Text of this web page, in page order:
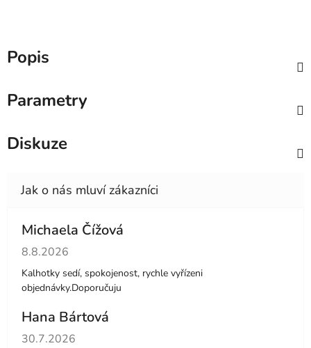
Popis
Parametry
Diskuze
Michaela Čížová
Hodnocení obchodu je 5 z 5 hvězdiček.
8.8.2026
Kalhotky sedí, spokojenost, rychle vyřízeni
objednávky.Doporučuju
Hana Bártová
Hodnocení obchodu je 4 z 5 hvězdiček.
30.7.2026